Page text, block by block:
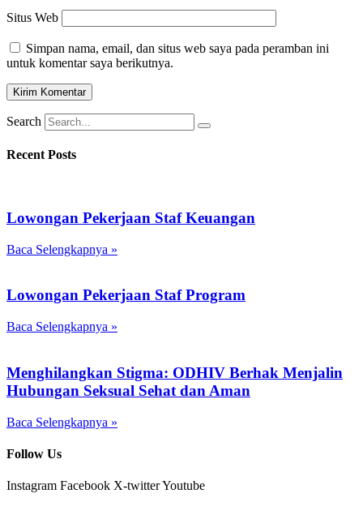
Situs Web
Simpan nama, email, dan situs web saya pada peramban ini
untuk komentar saya berikutnya.
Search
Recent Posts
Lowongan Pekerjaan Staf Keuangan
Baca Selengkapnya »
Lowongan Pekerjaan Staf Program
Baca Selengkapnya »
Menghilangkan Stigma: ODHIV Berhak Menjalin
Hubungan Seksual Sehat dan Aman
Baca Selengkapnya »
Follow Us
Instagram Facebook X-twitterYoutube